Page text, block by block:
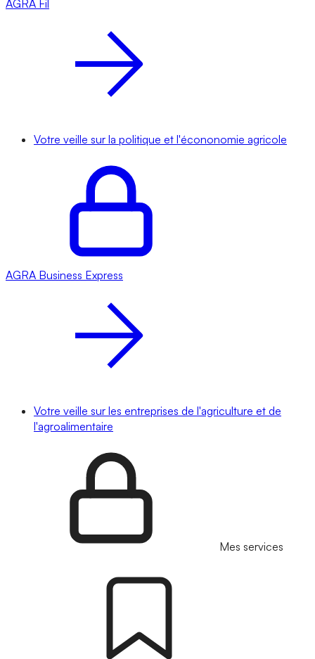
AGRA Fil
Votre veille sur la politique et l'écononomie agricole
AGRA Business Express
Votre veille sur les entreprises de l'agriculture et de
l'agroalimentaire
Mes services